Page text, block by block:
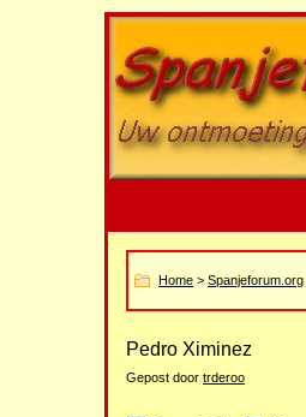
Home > Spanjeforum.org
Pedro Ximinez
Gepost door trderoo